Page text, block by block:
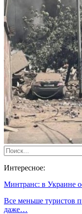
Интересное:
Минтранс: в Украине
Все меньше туристов
даже…